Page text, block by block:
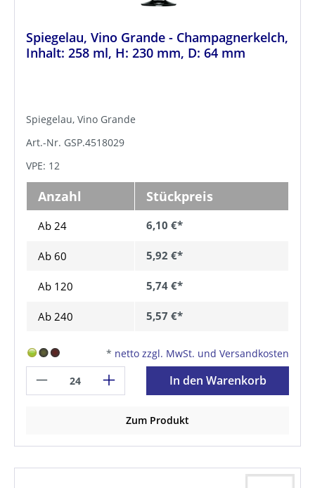
Spiegelau, Vino Grande - Champagnerkelch,
Inhalt: 258 ml, H: 230 mm, D: 64 mm
Spiegelau, Vino Grande
Art.-Nr. GSP.4518029
VPE: 12
Anzahl Stückpreis
Ab 24 6,10 €*
Ab 60 5,92 €*
Ab 120 5,74 €*
Ab 240 5,57 €*
* netto zzgl. MwSt. und Versandkosten
In den Warenkorb
Zum Produkt